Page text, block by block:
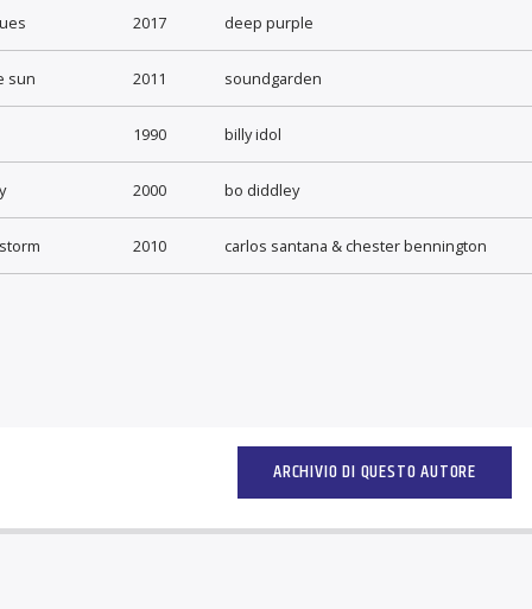
2017 deep purple
sun 2011 soundgarden
1990 billy idol
2000 bo diddley
2010 carlos santana & chester bennington
ARCHIVIO DI QUESTO AUTORE